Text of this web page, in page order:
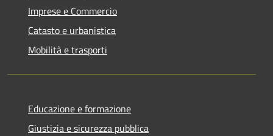
Imprese e Commercio
Catasto e urbanistica
Mobilità e trasporti
Educazione e formazione
Giustizia e sicurezza pubblica